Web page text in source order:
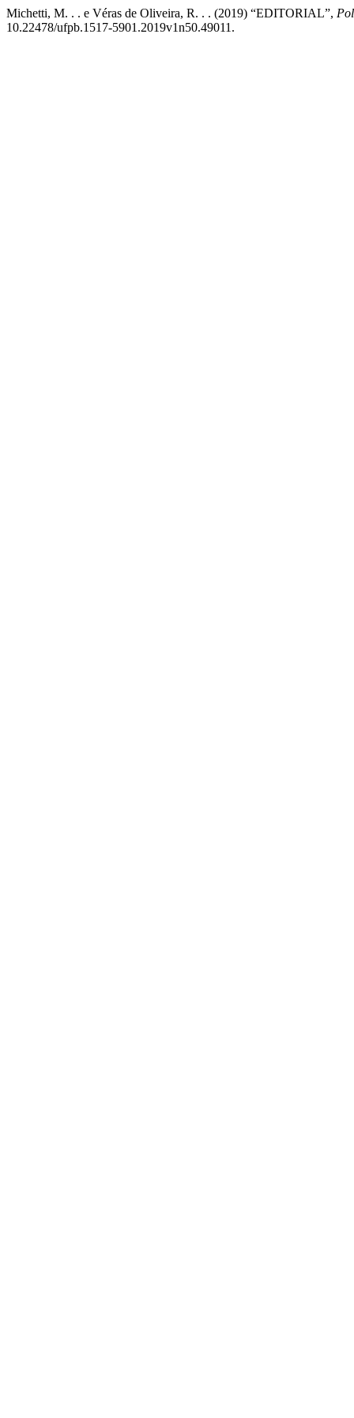
Michetti, M. . . e Véras de Oliveira, R. . . (2019) “EDITORIAL”,
10.22478/ufpb.1517-5901.2019v1n50.49011.